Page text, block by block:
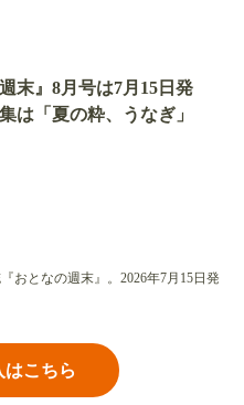
末』8月号は7月15日発
「夏の粋、うなぎ」
おとなの週末』。2026年7月15日発
こちら